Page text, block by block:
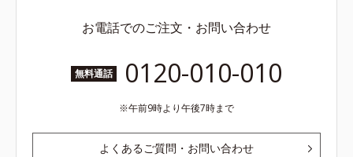
お電話でのご注文・お問い合わせ
無料通話 0120-010-010
午前9時より午後7時まで
よくあるご質問・お問い合わせ